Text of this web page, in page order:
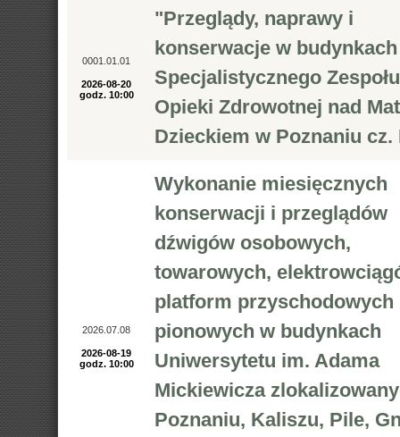
0001.01.01
2026-08-20
godz. 10:00
"Przeglądy, naprawy i
konserwacje w budynkach
Specjalistycznego Zespołu
Opieki Zdrowotnej nad
Dzieckiem w Poznaniu cz.
2026.07.08
2026-08-19
godz. 10:00
Wykonanie miesięcznych
konserwacji i przeglądów
dźwigów osobowych,
towarowych,
platform przyschodowych
pionowych w budynkach
Uniwersytetu im. Adama
Mickiewicza
Poznaniu, Kaliszu, Pile,